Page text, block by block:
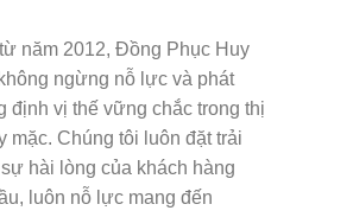
năm 2012, Đồng Phục Huy
ngừng nỗ lực và phát
định vị thế vững chắc trong thị
mặc. Chúng tôi luôn đặt trải
hài lòng của khách hàng
luôn nỗ lực mang đến